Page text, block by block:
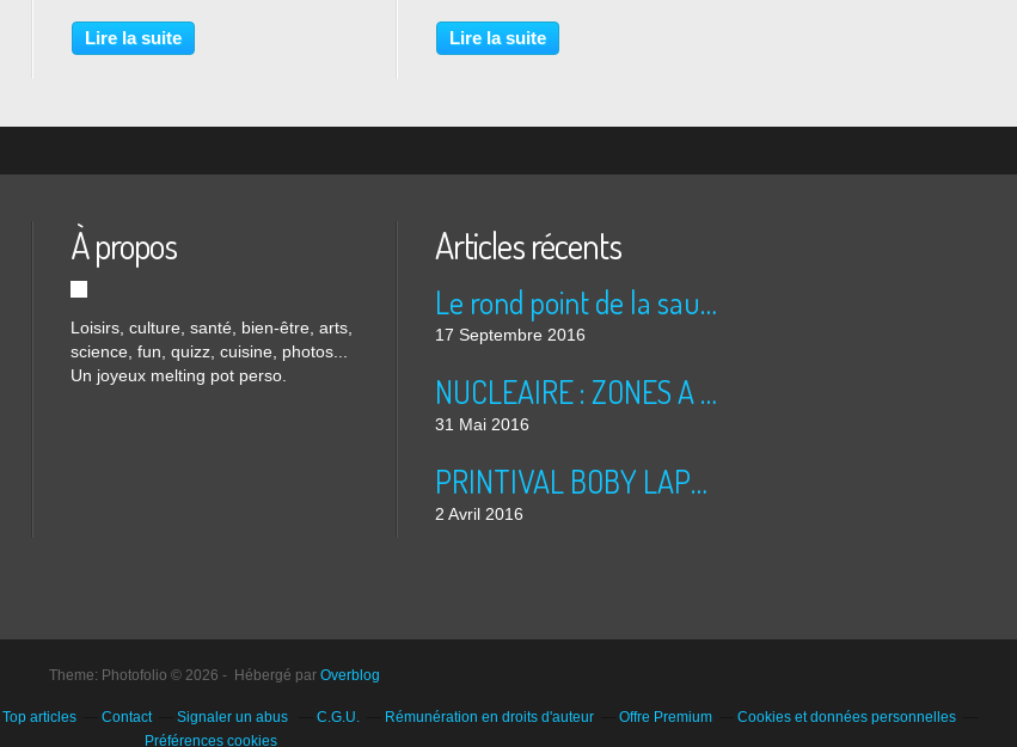
solution en image : Regardez bien !
Sur chaque aile se trouve la même...
Lire la suite
entre dans une sorte de transe
d'hilarité, le sourire jusqu'aux
Lire la suite
À propos
Loisirs, culture, santé, bien-être, arts,
science, fun, quizz, cuisine, photos...
Un joyeux melting pot perso.
Articles récents
Le rond point de la saucisse
17 Septembre 2016
NUCLEAIRE : ZONES A RISQUES
31 Mai 2016
PRINTIVAL BOBY LAPOINTE 2016
2 Avril 2016
Theme: Photofolio © 2026 - Hébergé par Overblog
Top articles Contact Signaler un abus C.G.U. Rémunération en droits d'auteur Offre Premium
Cookies et données personnelles
Préférences cookies